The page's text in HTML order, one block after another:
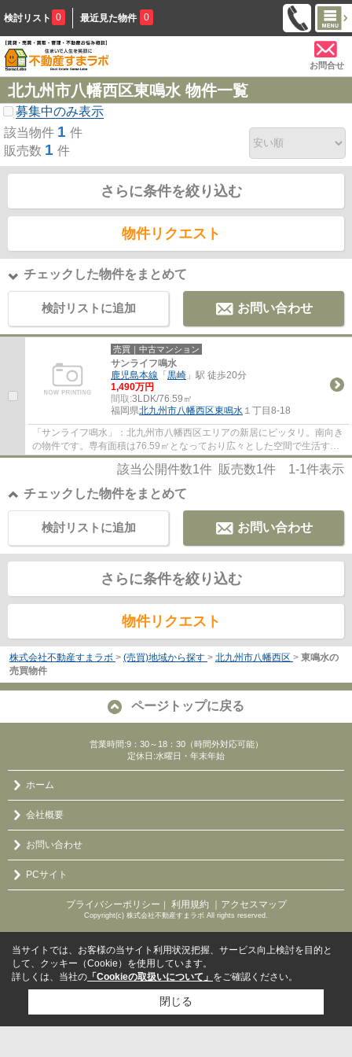
検討リスト 0 最近見た物件 0
お問合せ
北九州市八幡西区東鳴水 物件一覧
募集中のみ表示
該当物件 1 件
販売数 1 件
さらに条件を絞り込む
物件リクエスト
チェックした物件をまとめて
検討リストに追加 お問い合わせ
売買｜中古マンション
サンライフ鳴水
鹿児島本線 「 黒崎 」駅 徒歩20分
1,490万円
間取:3LDK/76.59㎡
福岡県北九州市八幡西区東鳴水 １丁目8-18
「サンライフ鳴水」：北九州市八幡西区エリアの新居にピッタリ。南向き
の物件です。専有面積は76.59㎡となっており広々とした空間で生活する
ことができます。シューズボックスがないと...
該当公開件数1件 販売数1件 1-1件表示
チェックした物件をまとめて
お問い合わせ
検討リストに追加
さらに条件を絞り込む
物件リクエスト
株式会社不動産すまラボ > (売買)地域から探す > 北九州市八幡西区 > 東鳴水の
売買物件
ページトップに戻る
営業時間:9：30～18：30（時間外対応可能）
定休日:水曜日・年末年始
ホーム
会社概要
お問い合わせ
PCサイト
プライバシーポリシー ｜ 利用規約 ｜アクセスマップ
Copyright(c) 株式会社不動産すまラボ All rights reserved.
当サイトでは、お客様の当サイト利用状況把握、サービス向上検討を目的と
して、クッキー（Cookie）を使用しています。
詳しくは、当社の 「Cookieの取扱いについて」 をご確認ください。
閉じる